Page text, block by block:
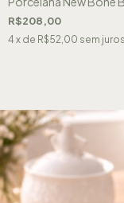
R$208,00
4 x de R$52,00 sem juros